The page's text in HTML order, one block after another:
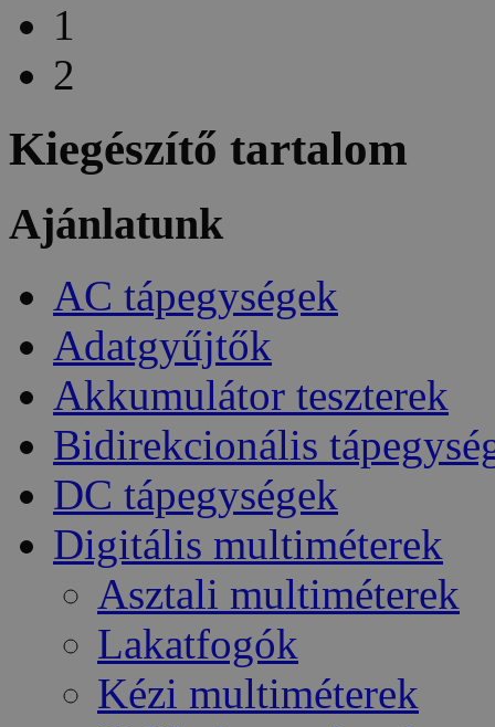
1
2
Kiegészítő tartalom
Ajánlatunk
AC tápegységek
Adatgyűjtők
Akkumulátor teszterek
Bidirekcionális
DC tápegységek
Digitális multiméterek
Asztali multiméterek
Lakatfogók
Kézi multiméterek